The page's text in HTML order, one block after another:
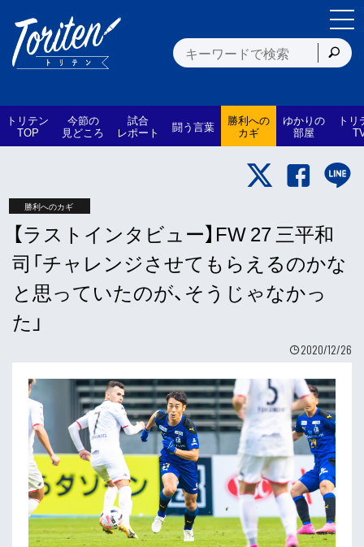
トリテン
TOP
今節の
見どころ
試合
レポート 闘う言葉 勝利への
カギ
ゆかりの
部屋
トリ
勝利へのカギ
【ラストインタビュー】FW 27 三平和
司「チャレンジさせてもらえるのかな
と思っていたのが、そうじゃなかっ
た」
2020/12/26